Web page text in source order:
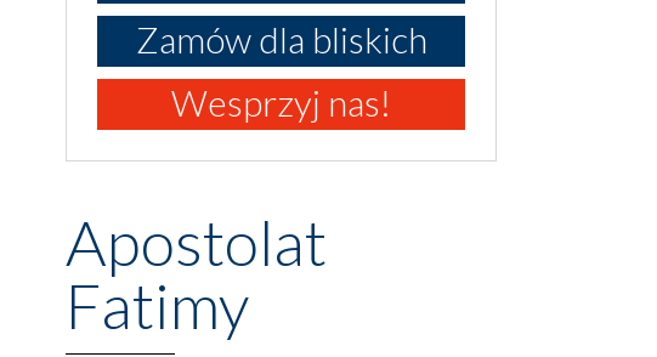
Zamów dla bliskich
Wesprzyj nas!
Apostolat
Fatimy